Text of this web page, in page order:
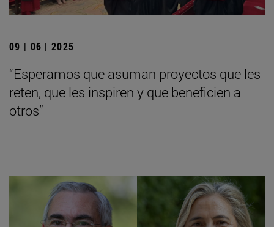
09 | 06 | 2025
“Esperamos que asuman proyectos que les
reten, que les inspiren y que beneficien a
otros”